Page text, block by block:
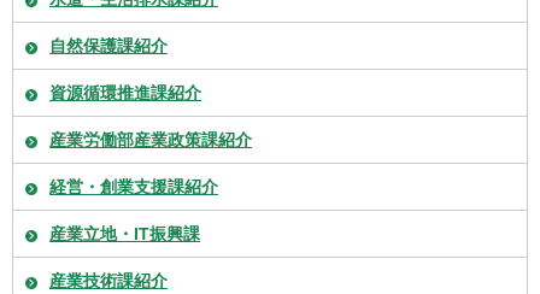
自然保護課紹介
資源循環推進課紹介
産業労働部産業政策課紹介
経営・創業支援課紹介
産業立地・IT振興課
産業技術課紹介